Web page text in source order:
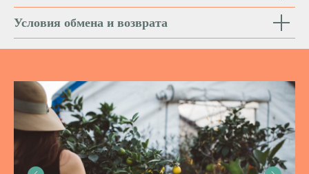
Условия обмена и возврата